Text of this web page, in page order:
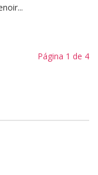
Página 1 de 4